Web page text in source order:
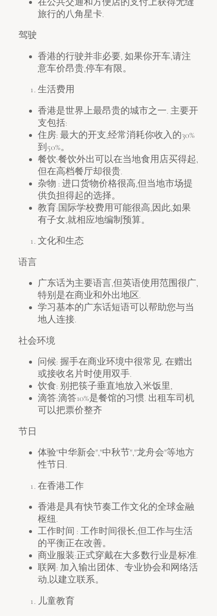
旅行的八角星卡.
驾驶
香港的行驶并非必要, 如果你开车,请注
意车价昂贵,停车有限。
生活费用
香港是世界上最昂贵的城市之一. 主要开
支包括:
住房: 最大的开支,经常消耗你收入的30%
到50%。
餐饮:餐饮外出可以在当地食用店买得起,
但在高档餐厅却很贵.
杂物 : 进口货物价格很高,但当地市场提
供负担得起的选择。
教育:国际学校费用可能很高,因此,如果
有子女,就相应地编制预算。
文化和生态
语言
广东话为主要语言,但英语使用范围很广,
特别是在商业和外出地区.
学习基本的广东话短语可以帮助您与当
地人连接.
社会环境
问候: 握手在商业环境中很常见. 在赠出
或接收名片时使用双手.
饮食: 别把筷子垂直地放入米饭里,
滴答:滴答10%是餐馆的习惯. 出租车司机
可以把票价整齐
节日
体验"中华新会","中秋节","龙舟会"等地方
性节日.
在香港工作
香港是具有快节奏工作文化的全球金融
枢纽.
工作时间 : 工作时间很长,但工作与生活
的平衡正在改善。
商业服装:正式穿戴在大多数行业是标准.
联网: 加入输出团体、专业协会和网络活
动,以建立联系。
儿童教育